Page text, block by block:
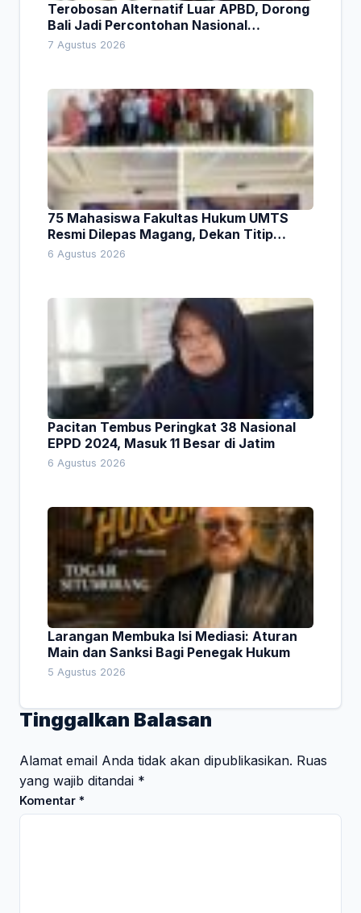
Terobosan Alternatif Luar APBD, Dorong
Bali Jadi Percontohan Nasional
Pembiayaan Daerah
7 Agustus 2026
75 Mahasiswa Fakultas Hukum UMTS
Resmi Dilepas Magang, Dekan Titip
Empat Pesan Penting
6 Agustus 2026
Pacitan Tembus Peringkat 38 Nasional
EPPD 2024, Masuk 11 Besar di Jatim
6 Agustus 2026
Larangan Membuka Isi Mediasi: Aturan
Main dan Sanksi Bagi Penegak Hukum
5 Agustus 2026
Tinggalkan Balasan
Alamat email Anda tidak akan dipublikasikan. Ruas
yang wajib ditandai *
Komentar *